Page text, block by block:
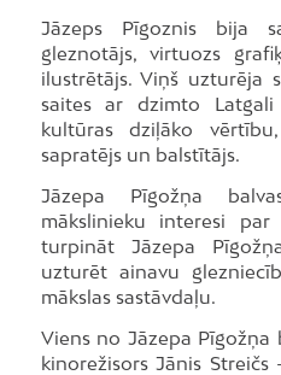
Jāzeps Pīgoznis bija
gleznotājs, virtuozs
ilustrētājs. Viņš uzturēja
saites ar dzimto
kultūras dziļāko
sapratējs un balstītājs.
Jāzepa Pīgožņa
mākslinieku interesi
turpināt Jāzepa
uzturēt ainavu
mākslas sastāvdaļu.
Viens no Jāzepa
kinorežisors Jānis